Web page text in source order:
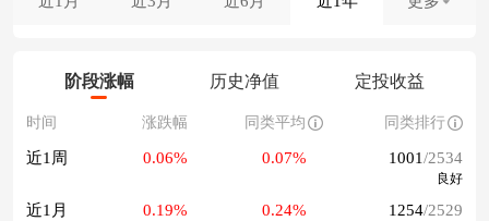
阶段涨幅 历史净值 定投收益
时间 涨跌幅 同类平均 同类排行
近1周 0.06% 0.07% 1001/2534
良好
近1月 0.19% 0.24% 1254/2529